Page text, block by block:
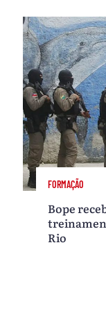
FORMAÇÃO
Bope
Rio